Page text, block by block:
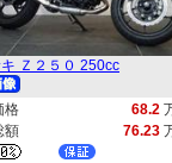
Ｚ２５０ 250cc
格 68.2
額
76.23